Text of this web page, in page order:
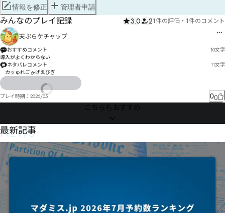
情報を修正 管理者申請
みんなのプレイ記録 3.0 21件の評価 ・ 1件のコメント
天ぷらケチャップ
おすすめコメント 10文字
導入がよくわからない
ネタバレコメント
11文字
カッゅれごゕげゑびぎ
プレイ時期： 2026/05 0
こちらもおすすめ
NEWS
最新記事